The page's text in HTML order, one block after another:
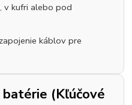
v kufri alebo pod
káblov pre
(Kľúčové